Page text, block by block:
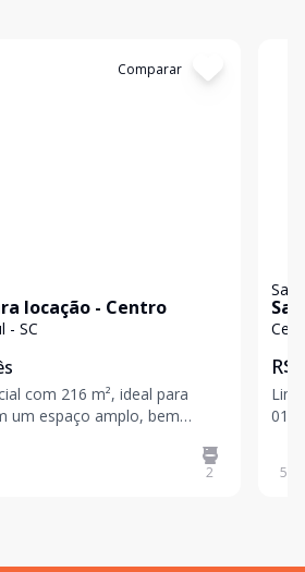
Comparar
locação - Centro
- SC
com 216 m², ideal para
um espaço amplo, bem
Vagas exclusivas para
2
-
R$
01
50